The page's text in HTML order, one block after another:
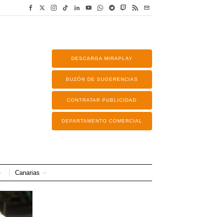
DESCARGA MIRAPLAY
BUZÓN DE SUGERENCIAS
CONTRATAR PUBLICIDAD
DEPARTAMENTO COMERCIAL
Canarias